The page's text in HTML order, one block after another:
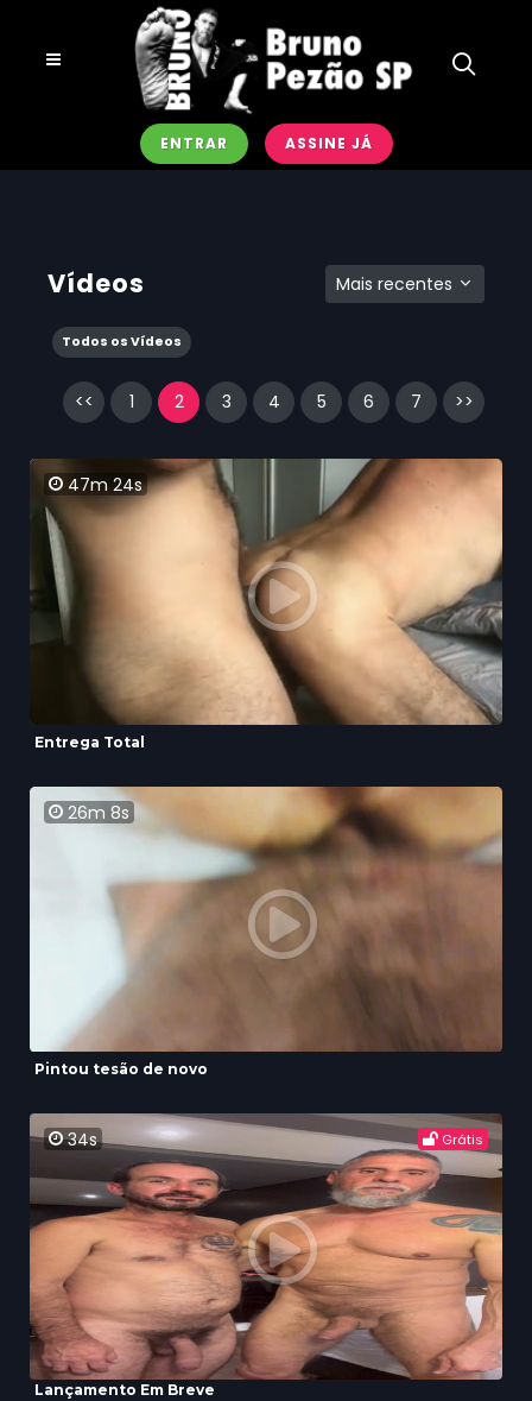
ENTRAR ASSINE JÁ
Vídeos Mais recentes
Todos os Vídeos
<< 1 2 3 4 5 6 7 >>
47m 24s
Entrega Total
26m 8s
Pintou tesão de novo
34s Grátis
Lançamento Em Breve